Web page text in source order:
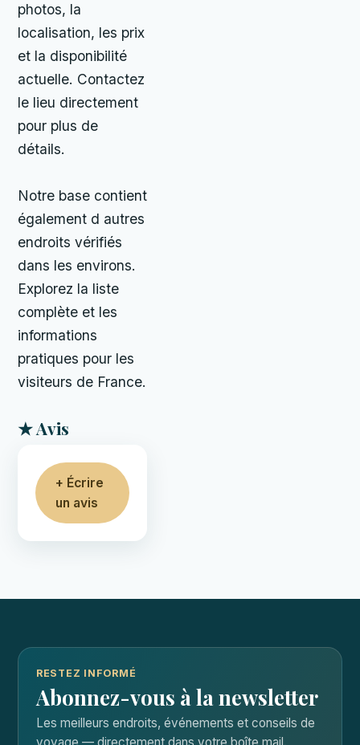
photos, la
localisation, les prix
et la disponibilité
actuelle. Contactez
le lieu directement
pour plus de
détails.
Notre base contient
également d autres
endroits vérifiés
dans les environs.
Explorez la liste
complète et les
informations
pratiques pour les
visiteurs de France.
★ Avis
+ Écrire
un avis
RESTEZ INFORMÉ
Abonnez-vous à la newsletter
Les meilleurs endroits, événements et conseils de